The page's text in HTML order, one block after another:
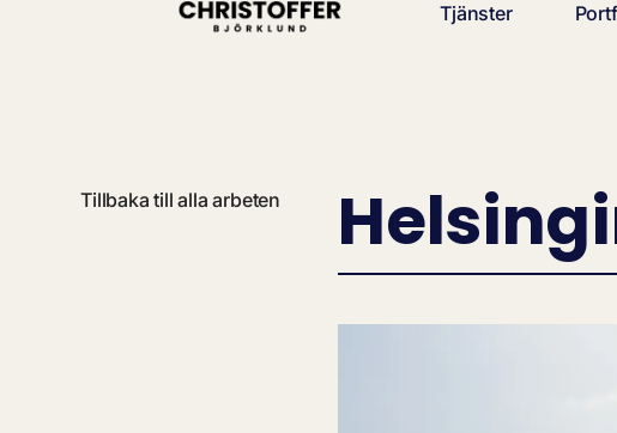
Tjänster
Tillbaka till alla arbeten